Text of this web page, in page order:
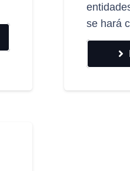
se hará